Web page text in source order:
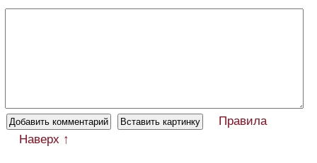
Правила
Наверх ↑